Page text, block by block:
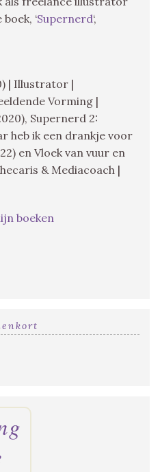
‘Supernerd‘,
| Illustrator |
Vorming |
Supernerd 2:
heb ik een drankje voor
en Vloek van vuur en
& Mediacoach |
boeken